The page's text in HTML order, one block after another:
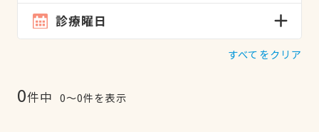
診療曜日
すべてをクリア
0件中 0〜0件を表示